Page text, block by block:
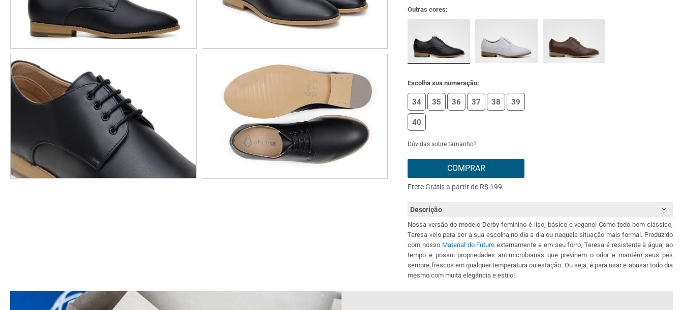
Outras cores:
Escolha sua numeração:
34 35 36 37 38 39
40
Dúvidas sobre tamanho?
COMPRAR
Frete Grátis a partir de R$ 199
Descrição
Nossa versão do modelo Derby feminino é liso, básico e vegano! Como todo bom clássico,
Teresa veio para ser a sua escolha no dia a dia ou naquela situação mais formal. Produzido
com nosso Material do Futuro externamente e em seu forro, Teresa é resistente à água, ao
tempo e possui propriedades antimicrobianas que previnem o odor e mantém seus pés
sempre frescos em qualquer temperatura ou estação. Ou seja, é para usar e abusar todo dia
mesmo com muita elegância e estilo!